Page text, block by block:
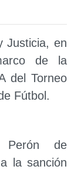
Justicia, en
de la
del Torneo
Fútbol.
Perón de
la sanción